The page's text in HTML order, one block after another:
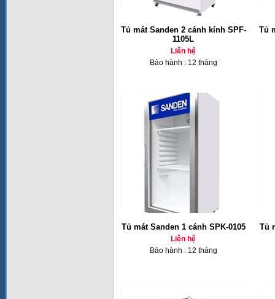
Tủ mát Sanden 2 cánh kính SPF-
1105L
Liên hệ
Bảo hành : 12 tháng
Tủ
Tủ mát Sanden 1 cánh SPK-0105
Liên hệ
Bảo hành : 12 tháng
Tủ